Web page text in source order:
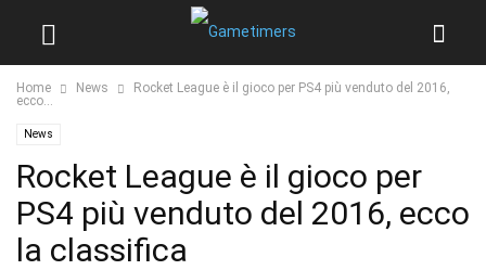
Home News
Rocket League è il gioco per PS4 più venduto del 2016,
ecco...
News
Rocket League è il gioco per
PS4 più venduto del 2016, ecco
la classifica